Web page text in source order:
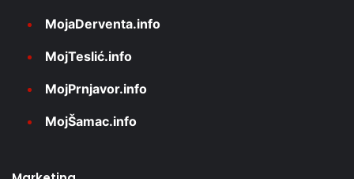
MojaDerventa.info
MojTeslić.info
MojPrnjavor.info
MojŠamac.info